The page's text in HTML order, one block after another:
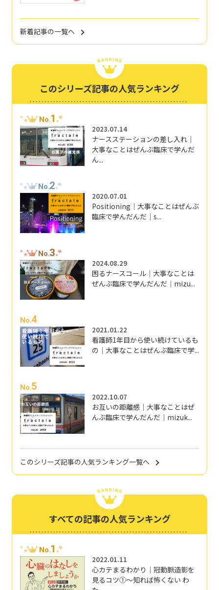
新着記事の一覧へ
このシリーズ記事の人気ランキング
No.1
2023.07.14
ナースステーションの差し入れ｜
大事なことはぜんぶ臨床で学んだ
ん...
No.2
2020.07.01
Positioning｜大事なことはぜんぶ
臨床で学んだんだ｜s...
No.3
2024.08.29
困るナースコール｜大事なことは
ぜんぶ臨床で学んだんだ｜mizu...
No.4
2021.01.22
看護師1年目から使い続けているも
の｜大事なことはぜんぶ臨床で学...
No.5
2022.10.07
お互いの距離感｜大事なことはぜ
んぶ臨床で学んだんだ｜mizuk...
このシリーズ記事の人気ランキング一覧へ
すべての記事の人気ランキング
No.1
2022.01.11
心カテまるわかり｜冠動脈造影を
見るコツ①～知れば怖くない わ